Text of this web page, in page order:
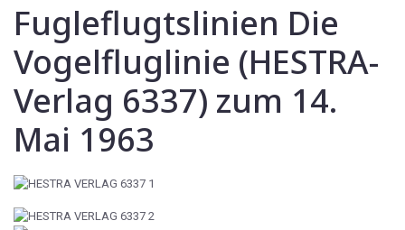
Fugleflugtslinien Die
Vogelfluglinie (HESTRA-
Verlag 6337) zum 14.
Mai 1963